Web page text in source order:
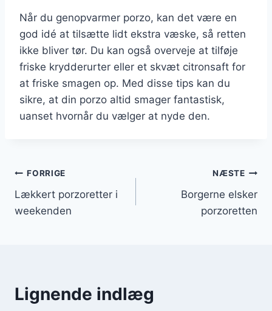
Når du genopvarmer porzo, kan det være en
god idé at tilsætte lidt ekstra væske, så retten
ikke bliver tør. Du kan også overveje at tilføje
friske krydderurter eller et skvæt citronsaft for
at friske smagen op. Med disse tips kan du
sikre, at din porzo altid smager fantastisk,
uanset hvornår du vælger at nyde den.
Indlægsnavigation
FORRIGE
Lækkert porzoretter i
weekenden
NÆSTE
Borgerne elsker
porzoretten
Lignende indlæg